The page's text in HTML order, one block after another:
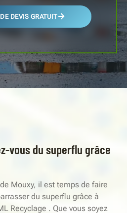
DEVIS GRATUIT
vous du superflu grâce
Mouxy, il est temps de faire
du superflu grâce à
Recyclage . Que vous soyez